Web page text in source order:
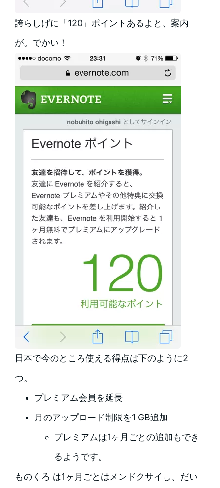
誇らしげに「120」ポイントあるよと、案内
が。でかい！
日本で今のところ使える得点は下のように2
つ。
プレミアム会員を延長
月のアップロード制限を1 GB追加
プレミアムは1ヶ月ごとの追加もでき
るようです。
ものくろ は1ヶ月ごとはメンドクサイし、だい